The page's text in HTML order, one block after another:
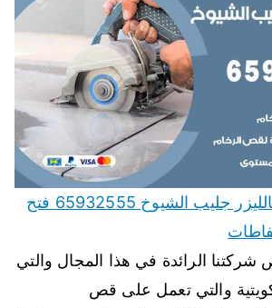
قص رخام وحجر بالليزر جليب الشيوخ 65932555 فتح
الرائدة في هذا المجال والتي
والتي تعمل على قص